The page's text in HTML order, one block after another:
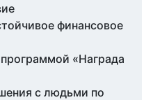
финансовое
«Награда
с людьми по